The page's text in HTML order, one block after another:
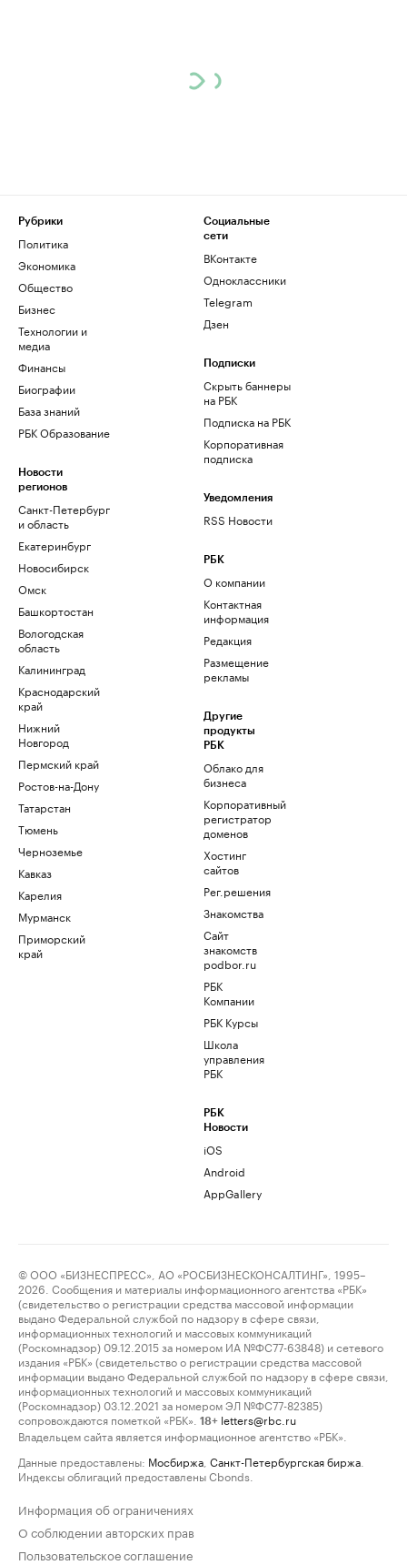
Рубрики
Политика
Экономика
Общество
Бизнес
Технологии и
медиа
Финансы
Биографии
База знаний
РБК Образование
Новости
регионов
Санкт-Петербург
и область
Екатеринбург
Новосибирск
Омск
Башкортостан
Вологодская
область
Калининград
Краснодарский
край
Нижний
Новгород
Пермский край
Ростов-на-Дону
Татарстан
Тюмень
Черноземье
Кавказ
Карелия
Мурманск
Приморский
край
Социальные
сети
ВКонтакте
Одноклассники
Telegram
Дзен
Подписки
Скрыть баннеры
на РБК
Подписка на РБК
Корпоративная
подписка
Уведомления
RSS Новости
РБК
О компании
Контактная
информация
Редакция
Размещение
рекламы
Другие
продукты
РБК
Облако для
бизнеса
Корпоративный
регистратор
доменов
Хостинг
сайтов
Рег.решения
Знакомства
Сайт
знакомств
podbor.ru
РБК
Компании
РБК Курсы
Школа
управления
РБК
РБК
Новости
iOS
Android
AppGallery
© ООО «БИЗНЕСПРЕСС», АО «РОСБИЗНЕСКОНСАЛТИНГ», 1995–
2026. Сообщения и материалы информационного агентства «РБК»
(свидетельство о регистрации средства массовой информации
выдано Федеральной службой по надзору в сфере связи,
информационных технологий и массовых коммуникаций
(Роскомнадзор) 09.12.2015 за номером ИА №ФС77-63848) и сетевого
издания «РБК» (свидетельство о регистрации средства массовой
информации выдано Федеральной службой по надзору в сфере связи,
информационных технологий и массовых коммуникаций
(Роскомнадзор) 03.12.2021 за номером ЭЛ №ФС77-82385)
сопровождаются пометкой «РБК».
18+ letters@rbc.ru
Владельцем сайта является информационное агентство «РБК».
Данные предоставлены: Мосбиржа Санкт-Петербургская биржа
Индексы облигаций предоставлены Cbonds.
Информация об ограничениях
О соблюдении авторских прав
Пользовательское соглашение